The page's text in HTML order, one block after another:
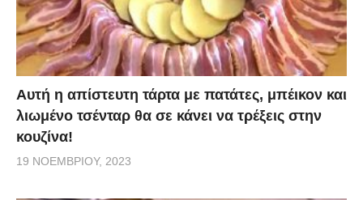
Αυτή η απίστευτη τάρτα με πατάτες, μπέικον και
λιωμένο τσένταρ θα σε κάνει να τρέξεις στην
κουζίνα!
19 ΝΟΕΜΒΡΊΟΥ, 2023